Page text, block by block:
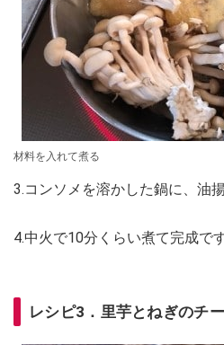
材料を入れて煮る
3.コンソメを溶かした鍋に、油
4.中火で10分くらい煮て完成です
レシピ3．里芋とねぎのチ